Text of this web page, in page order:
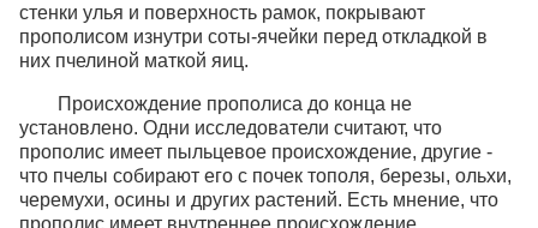
стенки улья и поверхность рамок, покрывают
прополисом изнутри соты-ячейки перед откладкой в
них пчелиной маткой яиц.
Происхождение прополиса до конца не
установлено. Одни исследователи считают, что
прополис имеет пыльцевое происхождение, другие -
что пчелы собирают его с почек тополя, березы, ольхи,
черемухи, осины и других растений. Есть мнение, что
прополис имеет внутреннее происхождение